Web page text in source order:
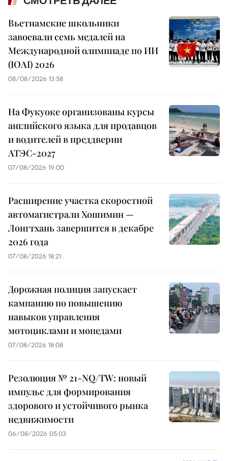
Вьетнамские школьники
завоевали семь медалей на
Международной олимпиаде по ИИ
(IOAI) 2026
08/08/2026 13:58
На Фукуоке организованы курсы
английского языка для продавцов
и водителей в преддверии
АТЭС-2027
07/08/2026 19:00
Расширение участка скоростной
автомагистрали Хошимин —
Лонгтхань завершится в декабре
2026 года
07/08/2026 18:21
Дорожная полиция запускает
кампанию по повышению
навыков управления
мотоциклами и мопедами
07/08/2026 18:08
Резолюция № 21-NQ/TW: новый
импульс для формирования
здорового и устойчивого рынка
недвижимости
06/08/2026 05:03